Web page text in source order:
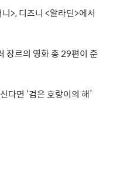
>,디즈니 <알라딘>에서
장르의 영화 총29편이 준
다면 ‘검은 호랑이의 해’